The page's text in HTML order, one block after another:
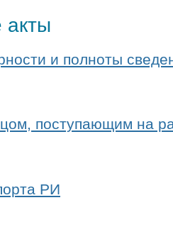
акты
и полноты
поступающим на
РИ